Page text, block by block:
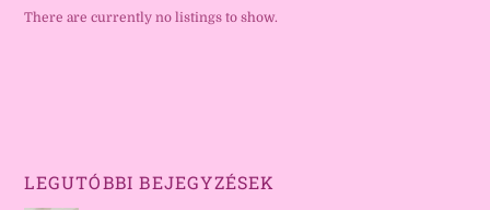
There are currently no listings to show.
LEGUTÓBBI BEJEGYZÉSEK